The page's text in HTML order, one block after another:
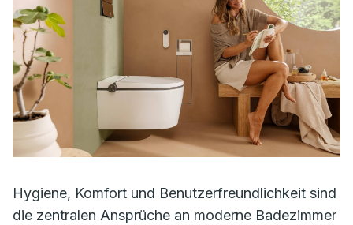
Hygiene, Komfort und Benutzerfreundlichkeit sind
die zentralen Ansprüche an moderne Badezimmer